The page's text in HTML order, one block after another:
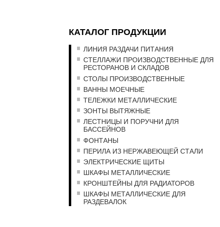
КАТАЛОГ ПРОДУКЦИИ
ЛИНИЯ РАЗДАЧИ ПИТАНИЯ
СТЕЛЛАЖИ ПРОИЗВОДСТВЕННЫЕ ДЛЯ
РЕСТОРАНОВ И СКЛАДОВ
СТОЛЫ ПРОИЗВОДСТВЕННЫЕ
ВАННЫ МОЕЧНЫЕ
ТЕЛЕЖКИ МЕТАЛЛИЧЕСКИЕ
ЗОНТЫ ВЫТЯЖНЫЕ
ЛЕСТНИЦЫ И ПОРУЧНИ ДЛЯ
БАССЕЙНОВ
ФОНТАНЫ
ПЕРИЛА ИЗ НЕРЖАВЕЮЩЕЙ СТАЛИ
ЭЛЕКТРИЧЕСКИЕ ЩИТЫ
ШКАФЫ МЕТАЛЛИЧЕСКИЕ
КРОНШТЕЙНЫ ДЛЯ РАДИАТОРОВ
ШКАФЫ МЕТАЛЛИЧЕСКИЕ ДЛЯ
РАЗДЕВАЛОК